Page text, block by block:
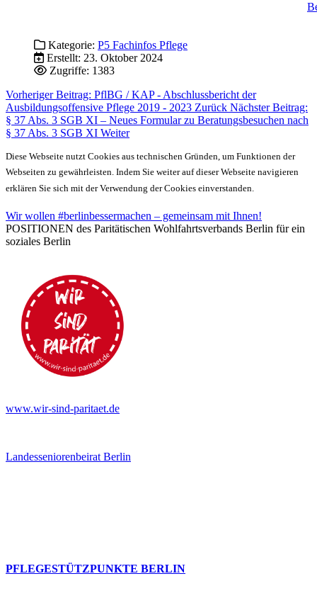
Kategorie: P5 Fachinfos Pflege
Erstellt: 23. Oktober 2024
Zugriffe: 1383
Vorheriger Beitrag: PflBG / KAP - Abschlussbericht der
Ausbildungsoffensive Pflege 2019 - 2023 Zurück Nächster Beitrag:
§ 37 Abs. 3 SGB XI – Neues Formular zu Beratungsbesuchen nach
§ 37 Abs. 3 SGB XI Weiter
Diese Webseite nutzt Cookies aus technischen Gründen, um Funktionen der
Webseiten zu gewährleisten. Indem Sie weiter auf dieser Webseite navigieren
erklären Sie sich mit der Verwendung der Cookies einverstanden.
Wir wollen #berlinbessermachen – gemeinsam mit Ihnen!
POSITIONEN des Paritätischen Wohlfahrtsverbands Berlin für ein
soziales Berlin
www.wir-sind-paritaet.de
Landesseniorenbeirat Berlin
PFLEGESTÜTZPUNKTE BERLIN